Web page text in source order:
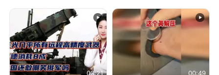
03:21 00:49